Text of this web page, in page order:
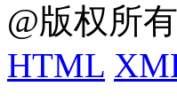
@版权所
HTML